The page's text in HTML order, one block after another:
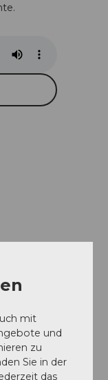
mit
und
zu
Sie in der
das